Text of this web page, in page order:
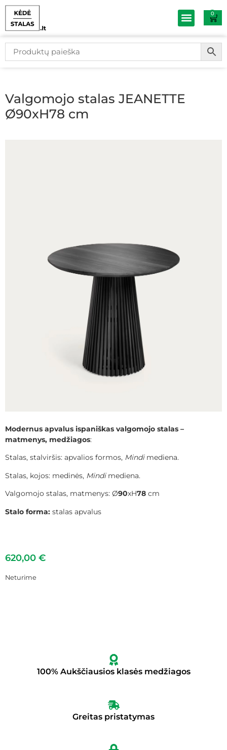
0
Valgomojo stalas JEANETTE
Ø90xH78 cm
Modernus apvalus ispaniškas valgomojo stalas –
matmenys, medžiagos:
Stalas, stalviršis: apvalios formos, Mindimediena.
Stalas, kojos: medinės, Mindimediena.
Valgomojo stalas, matmenys: Ø90xH78 cm
Stalo forma: stalas apvalus
620,00 €
Neturime
100% Aukščiausios klasės medžiagos
Greitas pristatymas